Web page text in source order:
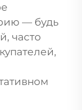
— будь
часто